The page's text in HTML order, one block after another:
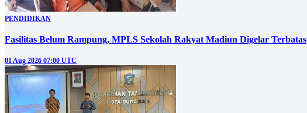
PENDIDIKAN
Fasilitas Belum Rampung, MPLS Sekolah Rakyat Madiun Digelar Terbatas
01 Aug 2026 07:00 UTC